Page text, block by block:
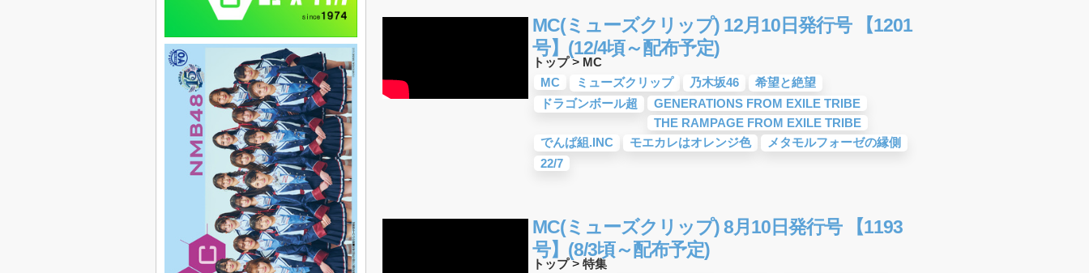
MC(ミューズクリップ) 12月10日発行号 【1201
号】(12/4頃～配布予定)
トップ> MC
MC
ミューズクリップ 乃木坂46
希望と絶望
ドラゴンボール超
GENERATIONS FROM EXILE TRIBE
THE RAMPAGE FROM EXILE TRIBE
でんぱ組.INC
モエカレはオレンジ色
メタモルフォーゼの縁側
22/7
MC(ミューズクリップ) 8月10日発行号 【1193
号】(8/3頃～配布予定)
トップ> 特集